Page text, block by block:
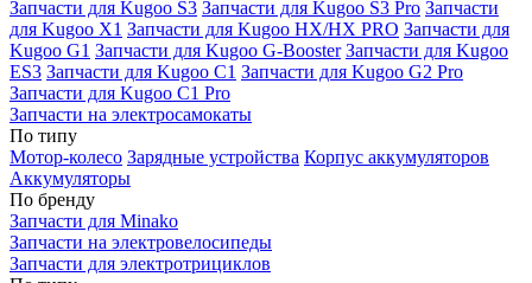
Запчасти для Kugoo S3 Запчасти для Kugoo S3 Pro Запчасти
для Kugoo X1 Запчасти для Kugoo HX/HX PRO Запчасти для
Kugoo G1 Запчасти для Kugoo G-Booster Запчасти для Kugoo
ES3 Запчасти для Kugoo C1 Запчасти для Kugoo G2 Pro
Запчасти для Kugoo C1 Pro
Запчасти на электросамокаты
По типу
Мотор-колесо Зарядные устройства Корпус аккумуляторов
Аккумуляторы
По бренду
Запчасти для Minako
Запчасти на электровелосипеды
Запчасти для электротрициклов